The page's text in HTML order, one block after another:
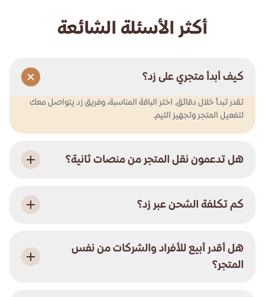
أكثر الأسئلة الشائعة
كيف أبدأ متجري على زد؟
تقدر تبدأ خلال دقائق. اختر الباقة المناسبة، وفريق زد يتواصل معك
لتفعيل المتجر وتجهيز الثيم.
هل تدعمون نقل المتجر من منصات ثانية؟
كم تكلفة الشحن عبر زد؟
هل أقدر أبيع للأفراد والشركات من نفس
المتجر؟